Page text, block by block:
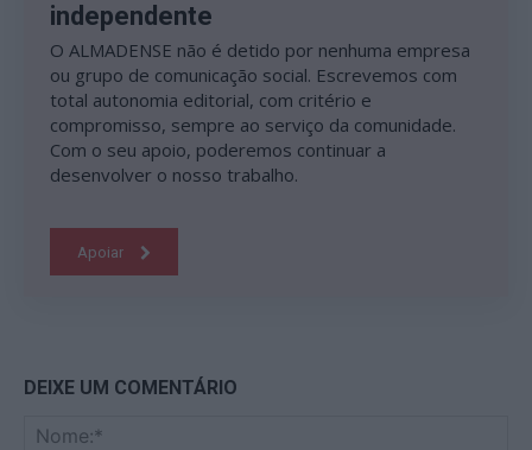
independente
O ALMADENSE não é detido por nenhuma empresa
ou grupo de comunicação social. Escrevemos com
total autonomia editorial, com critério e
compromisso, sempre ao serviço da comunidade.
Com o seu apoio, poderemos continuar a
desenvolver o nosso trabalho.
Apoiar
DEIXE UM COMENTÁRIO